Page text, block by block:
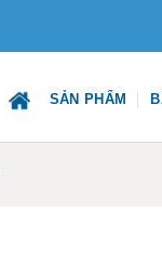
SẢN PHẨM